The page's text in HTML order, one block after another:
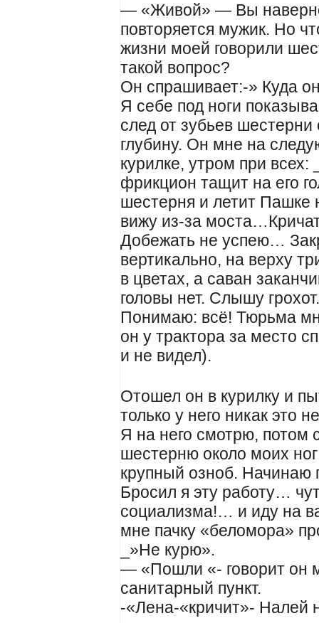
— «Живой» — Вы
повторяется мужик. Но
жизни моей говорили
такой вопрос?
Он спрашивает:-» Куда
Я себе под ноги
след от зубьев
глубину. Он мне на
курилке, утром при всех:
фрикцион тащит на его
шестерня и летит Пашке
вижу из-за
Добежать не успею…
вертикально, на верху
в цветах, а саван
головы нет. Слышу
Понимаю: всё! Тюрьма
он у трактора за место
и не видел).
Отошел он в курилку и
только у него никак это
Я на него смотрю, потом
шестерню около моих
крупный озноб. Начинаю
Бросил я эту работу…
социализма!… и иду на
мне пачку «беломора»
_»Не курю».
— «Пошли «- говорит он
санитарный пункт.
-«Лена-«кричит»- Налей